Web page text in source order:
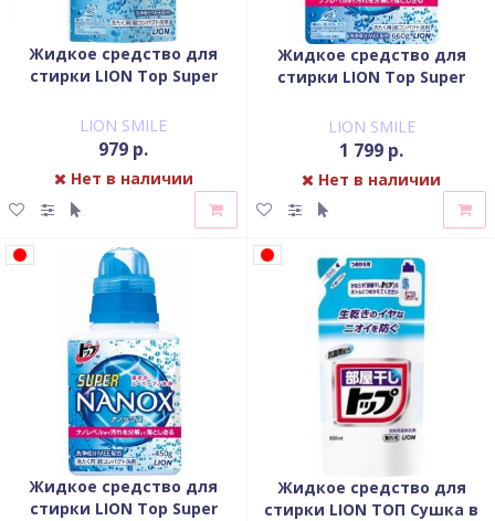
Жидкое средство для
стирки LION Top Super
гр
LION SMILE
979 р.
Нет в наличии
Жидкое средство для
стирки LION Top Super
гр
LION SMILE
1 799 р.
Нет в наличии
Жидкое средство для
стирки LION Top Super
Жидкое средство для
стирки LION ТОП Cушка в